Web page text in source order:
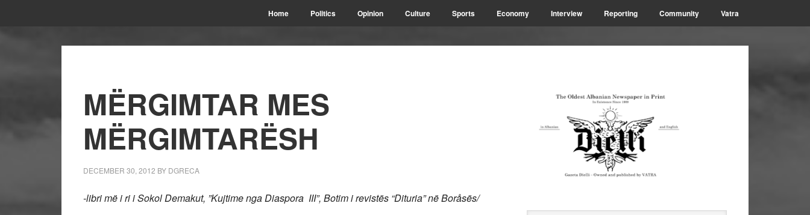
Home Politics Opinion Culture Sports Economy Interview Reporting Community Vatra
MËRGIMTAR MES
MËRGIMTARËSH
DECEMBER 30, 2012 BY DGRECA
-libri më i ri i Sokol Demakut, ”Kujtime nga Diaspora III”, Botim i revistës “Dituria” në Boråsës/